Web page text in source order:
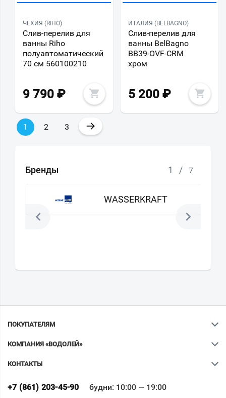
ЧЕХИЯ (RIHO)
Слив-перелив для
ванны Riho
полуавтоматический
70 см 560100210
9 790 ₽
ИТАЛИЯ (BELBAGNO)
Слив-перелив для
ванны BelBagno
BB39-OVF-CRM
хром
5 200 ₽
1 2 3 →
Бренды 1 / 7
WASSERKRAFT
ПОКУПАТЕЛЯМ
КОМПАНИЯ «ВОДОЛЕЙ»
КОНТАКТЫ
+7 (861) 203-45-90
будни: 10:00 — 19:00